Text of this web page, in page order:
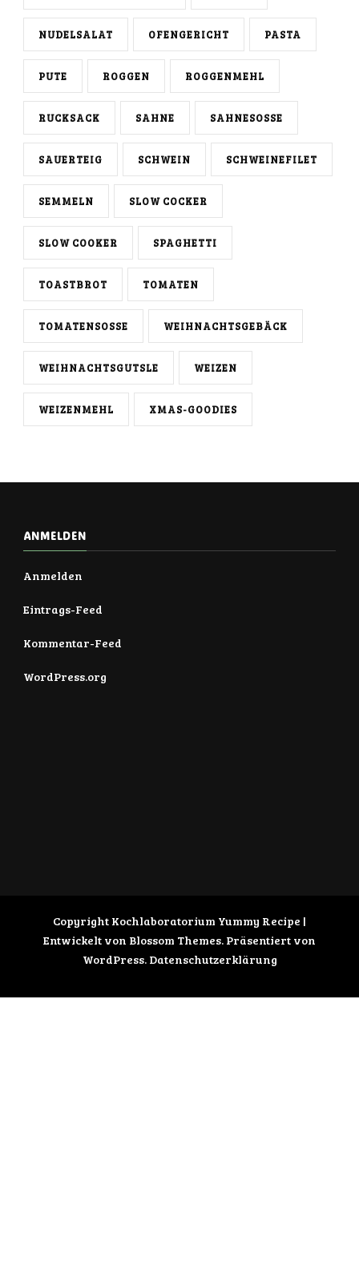
NUDELSALAT OFENGERICHT PASTA
PUTE ROGGEN ROGGENMEHL
RUCKSACK SAHNE SAHNESOSSE
SAUERTEIG SCHWEIN SCHWEINEFILET
SEMMELN SLOW COCKER
SLOW COOKER SPAGHETTI
TOASTBROT TOMATEN
TOMATENSOSSE WEIHNACHTSGEBÄCK
WEIHNACHTSGUTSLE WEIZEN
WEIZENMEHL XMAS-GOODIES
ANMELDEN
Anmelden
Eintrags-Feed
Kommentar-Feed
WordPress.org
Copyright Kochlaboratorium Yummy Recipe |
Entwickelt von Blossom Themes. Präsentiert von
WordPress. Datenschutzerklärung